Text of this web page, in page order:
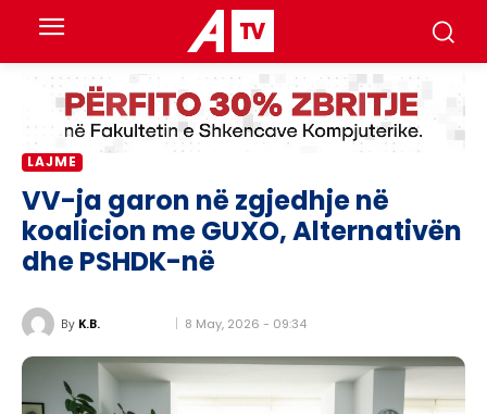
LAJME
VV-ja garon në zgjedhje në
koalicion me GUXO, Alternativën
dhe PSHDK-në
By K.B. 8 May, 2026 - 09:34